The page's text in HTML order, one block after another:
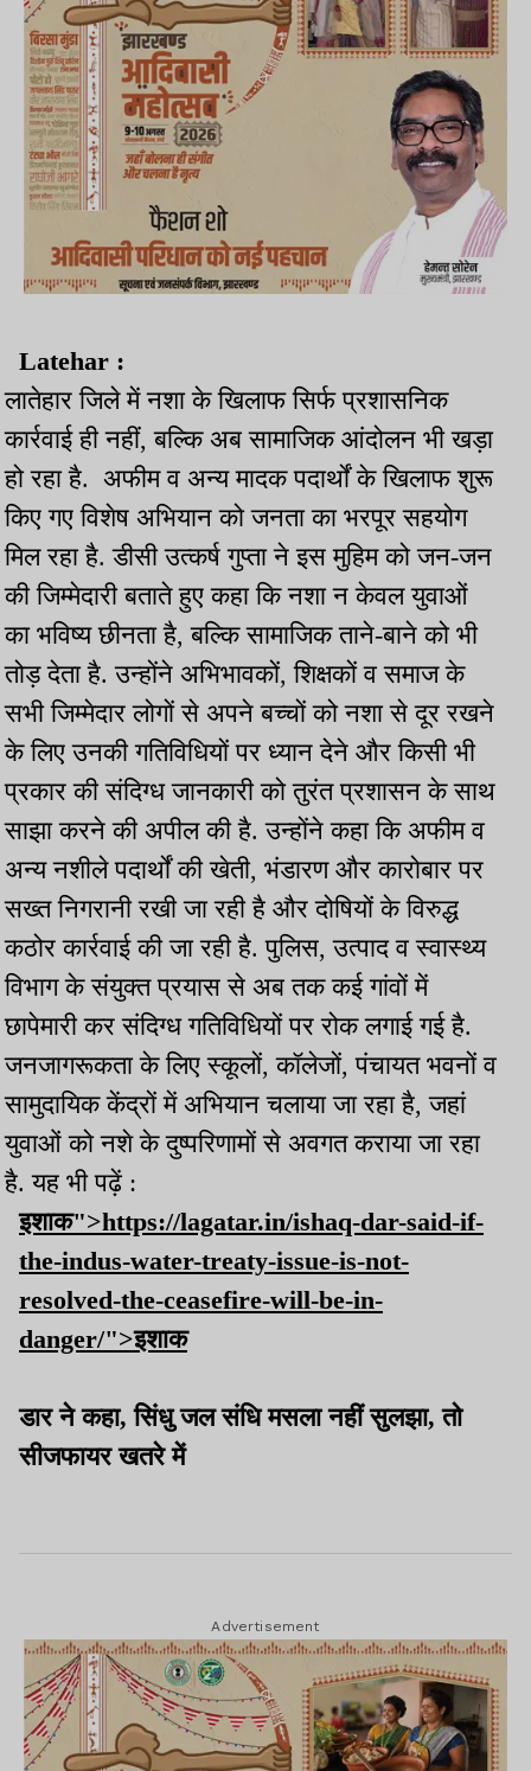
Latehar :
लातेहार जिले में नशा के खिलाफ सिर्फ प्रशासनिक
कार्रवाई ही नहीं, बल्कि अब सामाजिक आंदोलन भी खड़ा
हो रहा है. अफीम व अन्य मादक पदार्थों के खिलाफ शुरू
किए गए विशेष अभियान को जनता का भरपूर सहयोग
मिल रहा है. डीसी उत्‍कर्ष गुप्‍ता ने इस मुहिम को जन-जन
की जिम्मेदारी बताते हुए कहा कि नशा न केवल युवाओं
का भविष्य छीनता है, बल्कि सामाजिक ताने-बाने को भी
तोड़ देता है. उन्होंने अभिभावकों, शिक्षकों व समाज के
सभी जिम्मेदार लोगों से अपने बच्चों को नशा से दूर रखने
के लिए उनकी गतिविधियों पर ध्यान देने और किसी भी
प्रकार की संदिग्ध जानकारी को तुरंत प्रशासन के साथ
साझा करने की अपील की है. उन्होंने कहा कि अफीम व
अन्य नशीले पदार्थों की खेती, भंडारण और कारोबार पर
सख्त निगरानी रखी जा रही है और दोषियों के विरुद्ध
कठोर कार्रवाई की जा रही है. पुलिस, उत्पाद व स्वास्थ्य
विभाग के संयुक्त प्रयास से अब तक कई गांवों में
छापेमारी कर संदिग्ध गतिविधियों पर रोक लगाई गई है.
जनजागरूकता के लिए स्कूलों, कॉलेजों, पंचायत भवनों व
सामुदायिक केंद्रों में अभियान चलाया जा रहा है, जहां
युवाओं को नशे के दुष्परिणामों से अवगत कराया जा रहा
है. यह भी पढ़ें :
इशाक">https://lagatar.in/ishaq-dar-said-if-
the-indus-water-treaty-issue-is-not-
resolved-the-ceasefire-will-be-in-
danger/">इशाक
डार ने कहा, सिंधु जल संधि मसला नहीं सुलझा, तो
सीजफायर खतरे में
Advertisement